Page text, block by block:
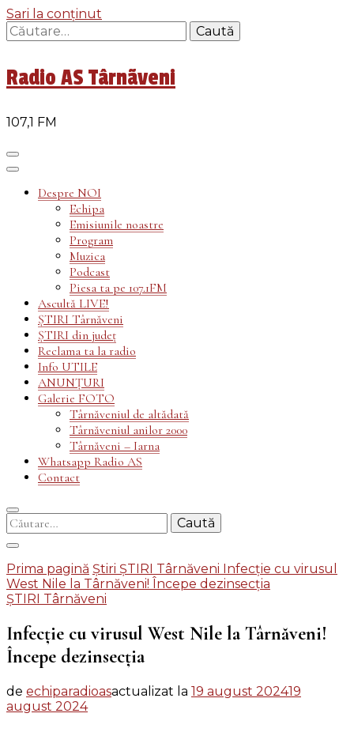
Sari la conținut
Caută
după:
Radio AS Târnãveni
107,1 FM
Despre NOI
Echipa
Emisiunile noastre
Program
Muzica
Podcast
Piesa ta pe 107.1FM
Ascultă LIVE!
ȘTIRI Târnăveni
ȘTIRI din județ
Reclama ta la radio
Info UTILE
ANUNȚURI
Galerie FOTO
Târnăveniul de altădată
Târnăveniul anilor 2000
Târnăveni – Iarna
Whatsapp Radio AS
Contact
Caută
după:
Prima pagină Știri ȘTIRI Târnăveni Infecție cu virusul
West Nile la Târnăveni! Începe dezinsecția
ȘTIRI Târnăveni
Infecție cu virusul West Nile la Târnăveni!
Începe dezinsecția
de echiparadioasactualizat la 19 august 202419
august 2024